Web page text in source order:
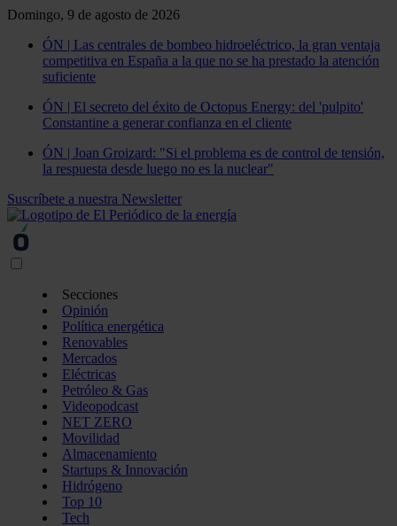
Domingo, 9 de agosto de 2026
ÓN | Las centrales de bombeo hidroeléctrico, la gran ventaja
competitiva en España a la que no se ha prestado la atención
suficiente
ÓN | El secreto del éxito de Octopus Energy: del 'pulpito'
Constantine a generar confianza en el cliente
ÓN | Joan Groizard: "Si el problema es de control de tensión,
la respuesta desde luego no es la nuclear"
Suscríbete a nuestra Newsletter
Secciones
Opinión
Política energética
Renovables
Mercados
Eléctricas
Petróleo & Gas
Videopodcast
NET ZERO
Movilidad
Almacenamiento
Startups & Innovación
Hidrógeno
Top 10
Tech